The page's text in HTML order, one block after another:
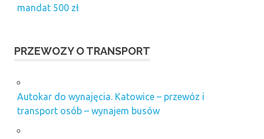
mandat 500 zł
PRZEWOZY O TRANSPORT
Autokar do wynajęcia. Katowice – przewóz i
transport osób – wynajem busów